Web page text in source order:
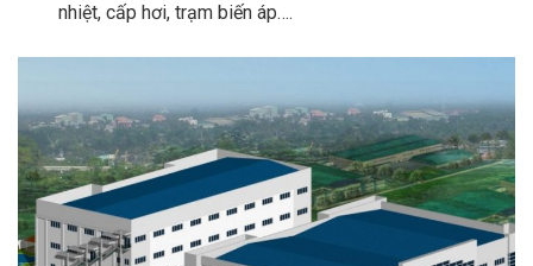
nhiệt, cấp hơi, trạm biến áp….